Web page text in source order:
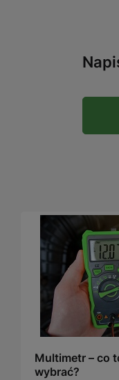
Multimetr – co
wybrać?